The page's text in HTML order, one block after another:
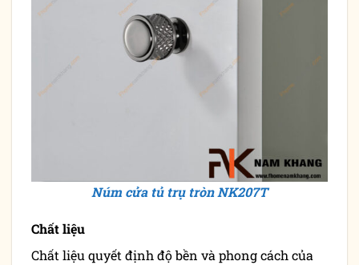
Núm cửa tủ trụ tròn NK207T
Chất liệu
Chất liệu quyết định độ bền và phong cách của